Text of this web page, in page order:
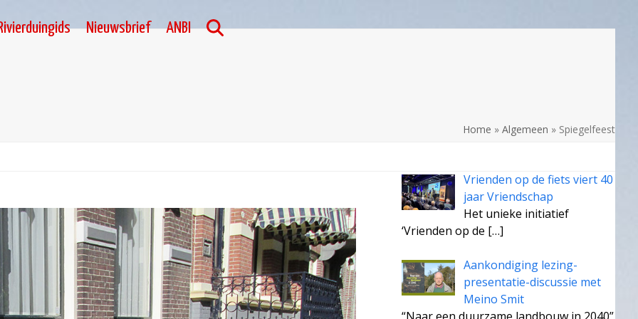
Nieuwsbrief ANBI
Home » Algemeen » Spiegelfeest
Vrienden op de fiets viert 40
jaar Vriendschap
Het unieke initiatief
‘Vrienden op de […]
Aankondiging lezing-
presentatie-discussie met
Meino Smit